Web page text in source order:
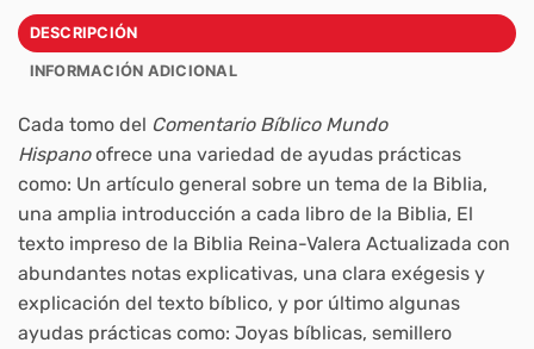
DESCRIPCIÓN
INFORMACIÓN ADICIONAL
Cada tomo del Comentario Bíblico Mundo
Hispanoofrece una variedad de ayudas prácticas
como: Un artículo general sobre un tema de la Biblia,
una amplia introducción a cada libro de la Biblia, El
texto impreso de la Biblia Reina-Valera Actualizada con
abundantes notas explicativas, una clara exégesis y
explicación del texto bíblico, y por último algunas
ayudas prácticas como: Joyas bíblicas, semillero